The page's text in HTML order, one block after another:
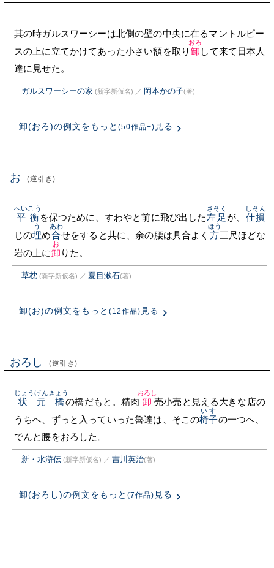
其の時ガルスワーシーは北側の壁の中央に在るマントルピー
スの上に立てかけてあった小さい額を取り 卸
おろ
して来て日本人
達に見せた。
ガルスワーシーの家 (新字新仮名) ／ 岡本かの子(著)
卸(おろ)の例文をもっと (50作品+) 見る
お (逆引き)
平衡
へいこう
を保つために、すわやと前に飛び出した 左足
さそく
が、 仕損
しそん
じの埋
う
め合
あわ
せをすると共に、余の腰は具合よく 方
ほう
三尺ほどな
岩の上に卸
お
りた。
草枕 (新字新仮名) ／ 夏目漱石(著)
卸(お)の例文をもっと (12作品) 見る
おろし (逆引き)
状元橋
じょうげんきょう
の橋だもと。精肉 卸
おろし
売小売と見える大きな店の
うちへ、ずっと入っていった魯達は、そこの椅子
いす
の一つへ、
でんと腰をおろした。
新・水滸伝 (新字新仮名) ／ 吉川英治(著)
卸(おろし)の例文をもっと (7作品) 見る